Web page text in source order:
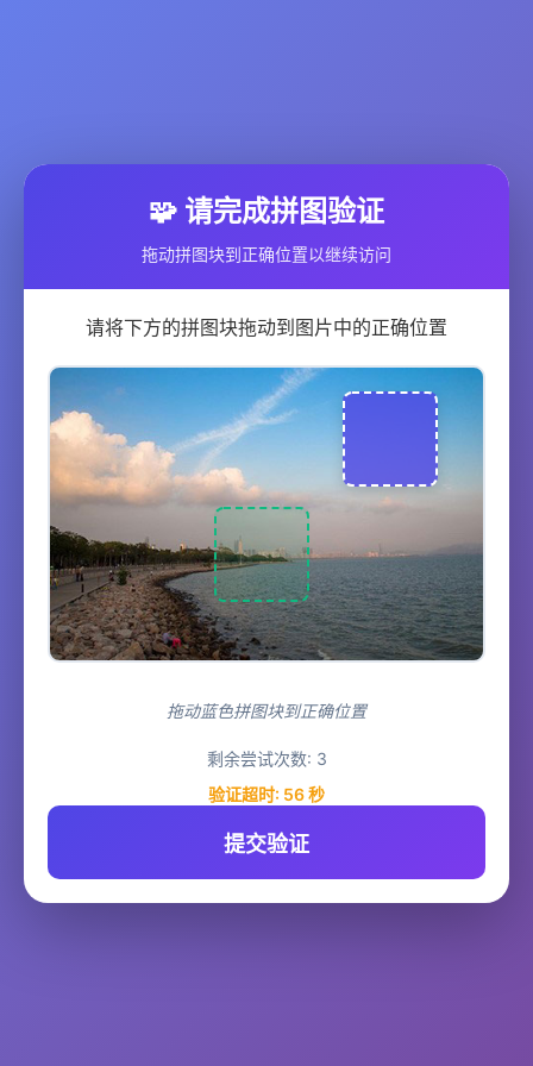
🧩 请完成拼图验证
拖动拼图块到正确位置以继续访问
请将下方的拼图块拖动到图片中的正确位置
拖动蓝色拼图块到正确位置
剩余尝试次数: 3
验证超时: 55秒
提交验证